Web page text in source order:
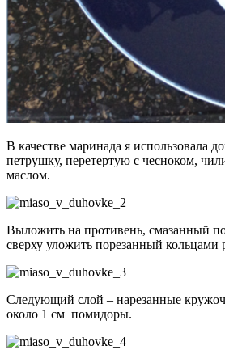
В качестве маринада я использовала
петрушку, перетертую с чесноком,
маслом.
Выложить на противень, смазанный
сверху уложить порезанный кольцами
Следующий слой – нарезанные
около 1 см помидоры.